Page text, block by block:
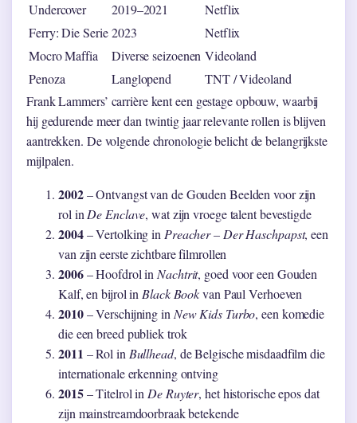
Undercover 2019–2021
Netflix
Ferry: Die Serie 2023
Netflix
Mocro Maffia
Diverse seizoenen Videoland
Penoza
Langlopend
TNT / Videoland
Frank Lammers’ carrière kent een gestage opbouw, waarbij
hij gedurende meer dan twintig jaar relevante rollen is blijven
aantrekken. De volgende chronologie belicht de belangrijkste
mijlpalen.
2002– Ontvangst van de Gouden Beelden voor zijn
rol in De Enclave, wat zijn vroege talent bevestigde
2004– Vertolking in Preacher – Der Haschpapst, een
van zijn eerste zichtbare filmrollen
2006– Hoofdrol in Nachtrit, goed voor een Gouden
Kalf, en bijrol in Black Bookvan Paul Verhoeven
2010– Verschijning in New Kids Turbo, een komedie
die een breed publiek trok
2011 – Rol in Bullhead, de Belgische misdaadfilm die
internationale erkenning ontving
2015– Titelrol in De Ruyter, het historische epos dat
zijn mainstreamdoorbraak betekende